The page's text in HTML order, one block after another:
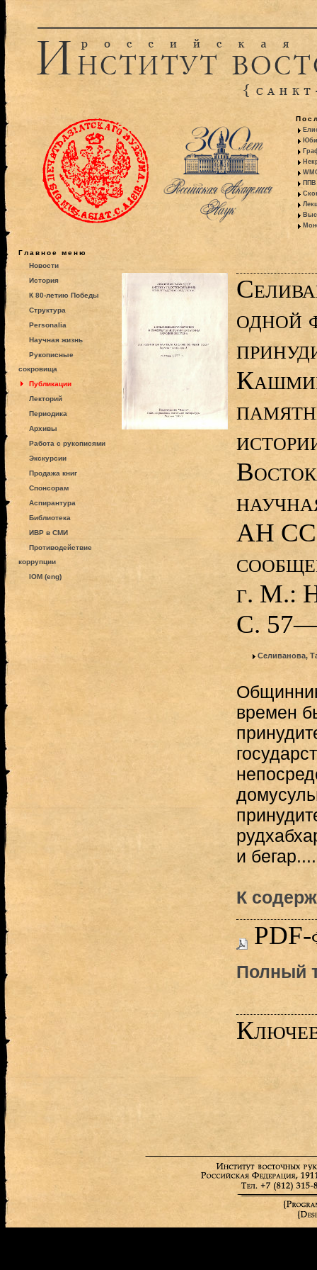
ППВ
Главное меню
Новости
История
К 80-летию Победы
Структура
Personalia
Научная жизнь
Рукописные
сокровища
Публикации
Лекторий
Периодика
Архивы
Работа с рукописями
Экскурсии
Продажа книг
Спонсорам
Аспирантура
Библиотека
ИВР в СМИ
Противодействие
коррупции
IOM (eng)
одной
АН
г. М.:
С.
Селиванова,
времен
и бегар....
К
PDF-
Полный